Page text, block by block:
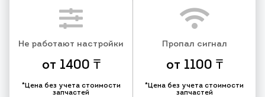
Не работают настройки
от 1400 ₸
*Цена без учета стоимости
запчастей
Пропал сигнал
от 1100 ₸
*Цена без учета стоимости
запчастей